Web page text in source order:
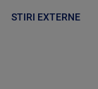
STIRI EXTERNE